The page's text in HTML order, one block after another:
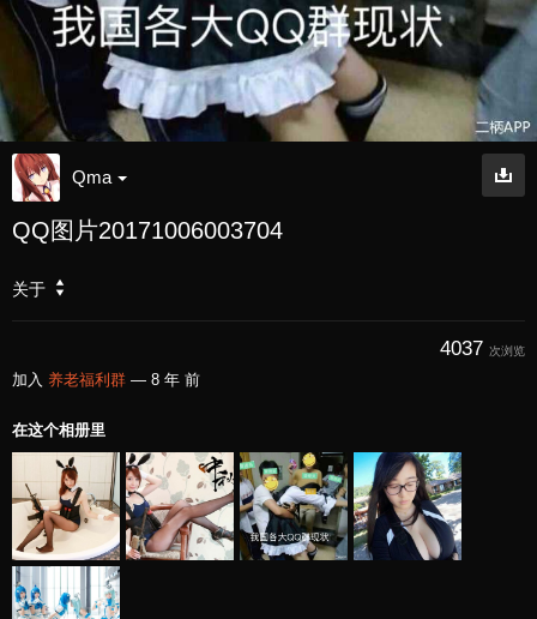
Qma
QQ图片20171006003704
关于
4037 次浏览
加入 养老福利群 — 8 年 前
在这个相册里